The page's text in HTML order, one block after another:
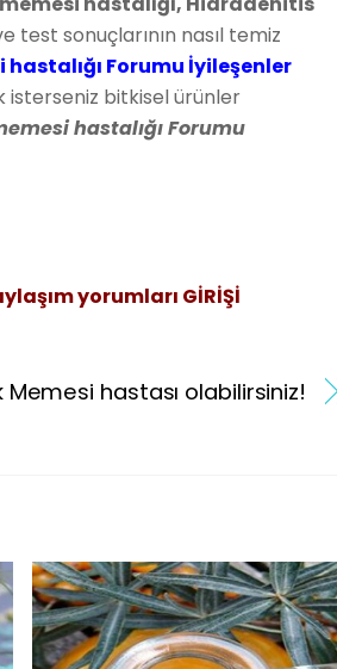
test sonuçlarının nasıl temiz
hastalığı Forumu İyileşenler
isterseniz bitkisel ürünler
hastalığı Forumu
yorumları GİRİŞİ
Memesi hastası olabilirsiniz!